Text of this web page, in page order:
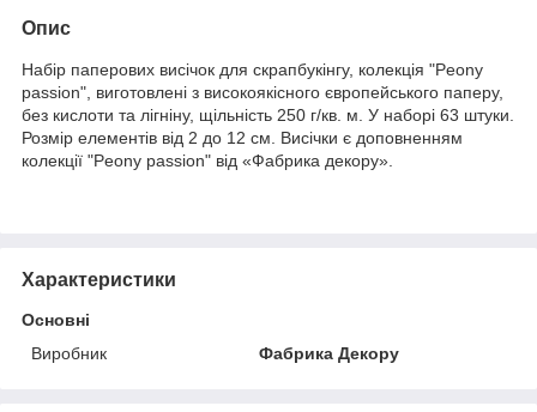
Опис
Набір паперових висічок для скрапбукінгу, колекція "Peony
passion", виготовлені з високоякісного європейського паперу,
без кислоти та лігніну, щільність 250 г/кв. м. У наборі 63 штуки.
Розмір елементів від 2 до 12 см. Висічки є доповненням
колекції "Peony passion" від «Фабрика декору».
Характеристики
Основні
Виробник
Фабрика Декору